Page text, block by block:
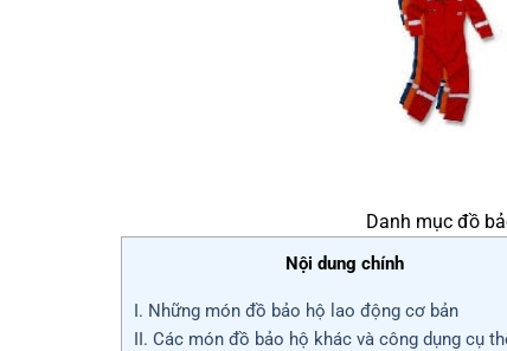
Danh mục đồ
Nội dung chính
I. Những món đồ bảo hộ lao động cơ bản
II. Các món đồ bảo hộ khác và công dụng cụ